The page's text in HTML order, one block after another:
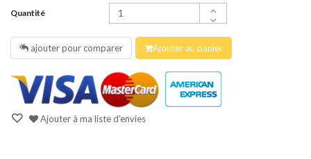
Quantité
ajouter pour comparer Ajouter au panier
Ajouter à ma liste d'envies